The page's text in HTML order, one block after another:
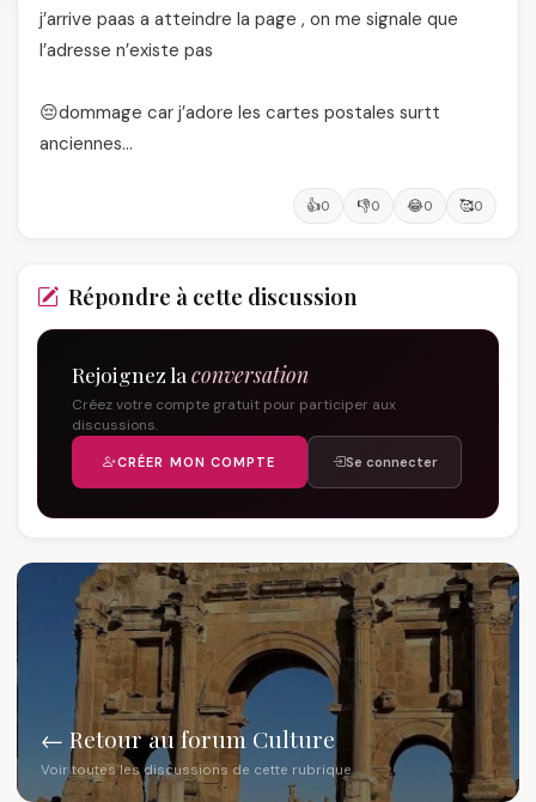
j’arrive paas a atteindre la page , on me signale que
l’adresse n’existe pas
😔dommage car j’adore les cartes postales surtt
anciennes…
👍0 👎0 😂0 🥰0
Répondre à cette discussion
Rejoignez la conversation
Créez votre compte gratuit pour participer aux
discussions.
CRÉER MON COMPTE Se connecter
← Retour au forum Culture
Voir toutes les discussions de cette rubrique